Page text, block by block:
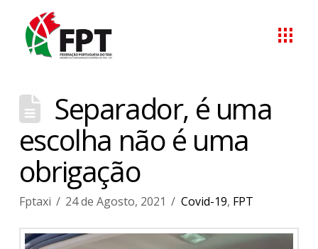
Separador, é uma
escolha não é uma
obrigação
Fptaxi 24 de Agosto, 2021 Covid-19, FPT